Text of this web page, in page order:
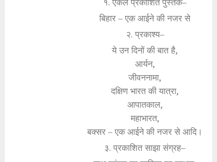
बिहार – एक आईने की नजर से
२. प्रकाश्य–
ये उन दिनों की बात है,
आर्यन,
जीवननामा,
दक्षिण भारत की यात्रा,
आपातकाल,
महाभारत,
बक्सर – एक आईने की नजर से आदि।
३. प्रकाशित साझा संग्रह–